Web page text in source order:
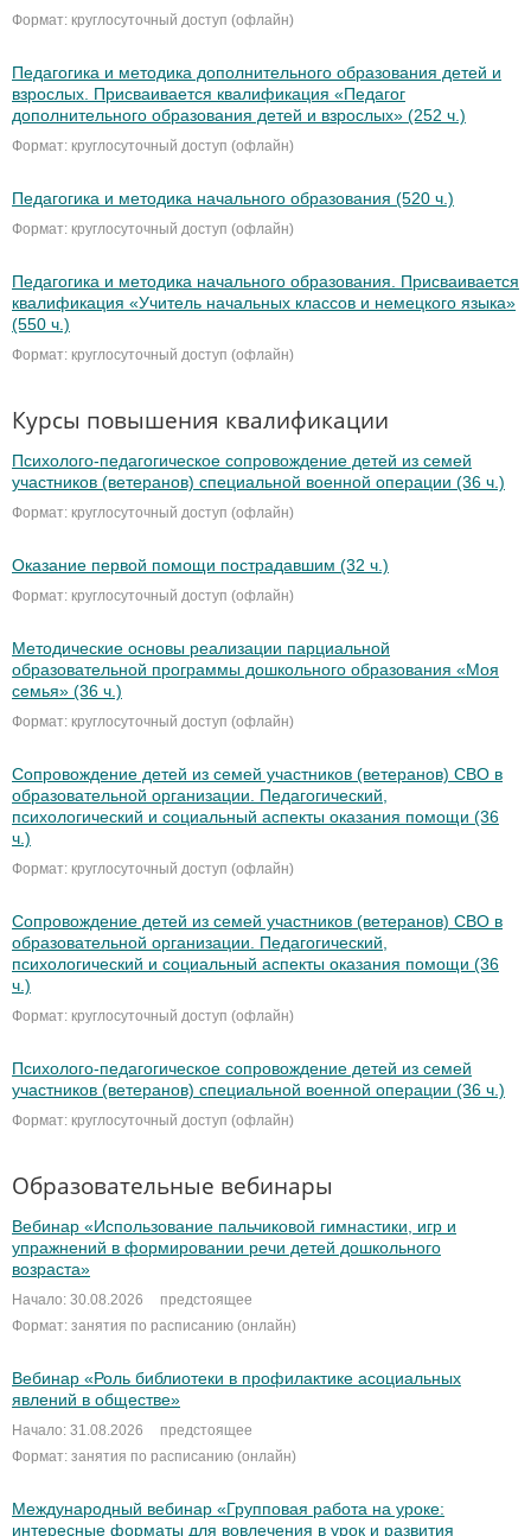
Формат: круглосуточный доступ (офлайн)
Педагогика и методика дополнительного образования детей и
взрослых. Присваивается квалификация «Педагог
дополнительного образования детей и взрослых» (252 ч.)
Формат: круглосуточный доступ (офлайн)
Педагогика и методика начального образования (520 ч.)
Формат: круглосуточный доступ (офлайн)
Педагогика и методика начального образования. Присваивается
квалификация «Учитель начальных классов и немецкого языка»
(550 ч.)
Формат: круглосуточный доступ (офлайн)
Курсы повышения квалификации
Психолого-педагогическое сопровождение детей из семей
участников (ветеранов) специальной военной операции (36 ч.)
Формат: круглосуточный доступ (офлайн)
Оказание первой помощи пострадавшим (32 ч.)
Формат: круглосуточный доступ (офлайн)
Методические основы реализации парциальной
образовательной программы дошкольного образования «Моя
семья» (36 ч.)
Формат: круглосуточный доступ (офлайн)
Сопровождение детей из семей участников (ветеранов) СВО в
образовательной организации. Педагогический,
психологический и социальный аспекты оказания помощи (36
ч.)
Формат: круглосуточный доступ (офлайн)
Сопровождение детей из семей участников (ветеранов) СВО в
образовательной организации. Педагогический,
психологический и социальный аспекты оказания помощи (36
ч.)
Формат: круглосуточный доступ (офлайн)
Психолого-педагогическое сопровождение детей из семей
участников (ветеранов) специальной военной операции (36 ч.)
Формат: круглосуточный доступ (офлайн)
Образовательные вебинары
Вебинар «Использование пальчиковой гимнастики, игр и
упражнений в формировании речи детей дошкольного
возраста»
Начало: 30.08.2026
предстоящее
Формат: занятия по расписанию (онлайн)
Вебинар «Роль библиотеки в профилактике асоциальных
явлений в обществе»
Начало: 31.08.2026
предстоящее
Формат: занятия по расписанию (онлайн)
Международный вебинар «Групповая работа на уроке:
интересные форматы для вовлечения в урок и развития